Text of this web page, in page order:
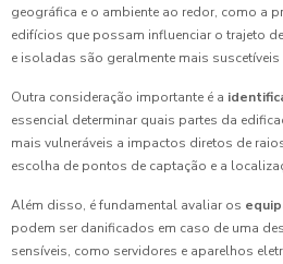
geográfica e o ambiente ao redor, como a
edifícios que possam influenciar o trajeto
e isoladas são geralmente mais
Outra consideração importante é a
essencial determinar quais partes da
mais vulneráveis a impactos diretos de
escolha de pontos de captação e a
Além disso, é fundamental avaliar os
podem ser danificados em caso de uma
sensíveis, como servidores e aparelhos